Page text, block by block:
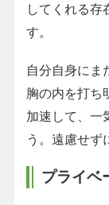
してくれる存
す。
自分自身にま
胸の内を打ち
加速して、一
う。遠慮せず
プライベ